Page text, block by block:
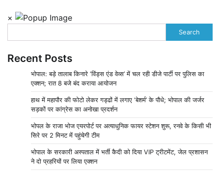
×
Search
Recent Posts
भोपाल: बड़े तालाब किनारे ‘विंड्स एंड वेव्स’ में चल रही डीजे पार्टी पर पुलिस का
एक्शन; रात 8 बजे बंद कराया आयोजन
हाथ में महापौर की फोटो लेकर गड्ढों में लगाए ‘बेशर्म’ के पौधे; भोपाल की जर्जर
सड़कों पर कांग्रेस का अनोखा प्रदर्शन
भोपल के राजा भोज एयरपोर्ट पर अत्याधुनिक फायर स्टेशन शुरू, रनवे के किसी भी
सिरे पर 2 मिनट में पहुंचेगी टीम
भोपाल के सरकारी अस्पताल में भर्ती कैदी को दिया VIP ट्रीटमेंट, जेल प्रशासन
ने दो प्रहरियों पर लिया एक्शन